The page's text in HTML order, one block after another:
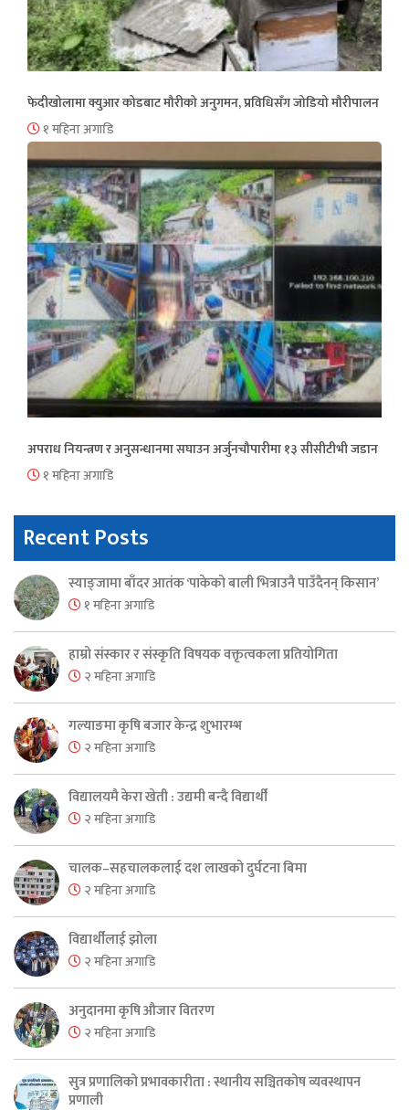
फेदीखोलामा क्युआर कोडबाट मौरीको अनुगमन, प्रविधिसँग जोडियो मौरीपालन
१ महिना अगाडि
अपराध नियन्त्रण र अनुसन्धानमा सघाउन अर्जुनचौपारीमा १३ सीसीटीभी जडान
१ महिना अगाडि
Recent Posts
स्याङ्जामा बाँदर आतंक ‘पाकेको बाली भित्राउनै पाउँदैनन् किसान’
१ महिना अगाडि
हाम्रो संस्कार र संस्कृति विषयक वक्तृत्वकला प्रतियोगिता
२ महिना अगाडि
गल्याङमा कृषि बजार केन्द्र शुभारम्भ
२ महिना अगाडि
विद्यालयमै केरा खेती : उद्यमी बन्दै विद्यार्थी
२ महिना अगाडि
चालक–सहचालकलाई दश लाखको दुर्घटना बिमा
२ महिना अगाडि
विद्यार्थीलाई झोला
२ महिना अगाडि
अनुदानमा कृषि औजार वितरण
२ महिना अगाडि
सुत्र प्रणालिको प्रभावकारीता : स्थानीय सञ्चितकोष व्यवस्थापन
प्रणाली